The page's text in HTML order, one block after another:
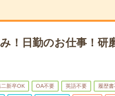
！日勤のお仕事！研
二新卒OK OA不要 英語不要 履歴